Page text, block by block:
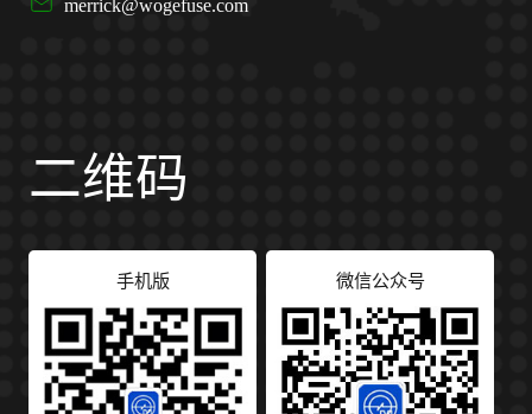
merrick@wogefuse.com
二维码
手机版 微信公众号